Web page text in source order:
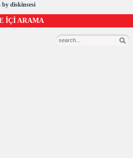
by diskinsesi
İÇİ ARAMA